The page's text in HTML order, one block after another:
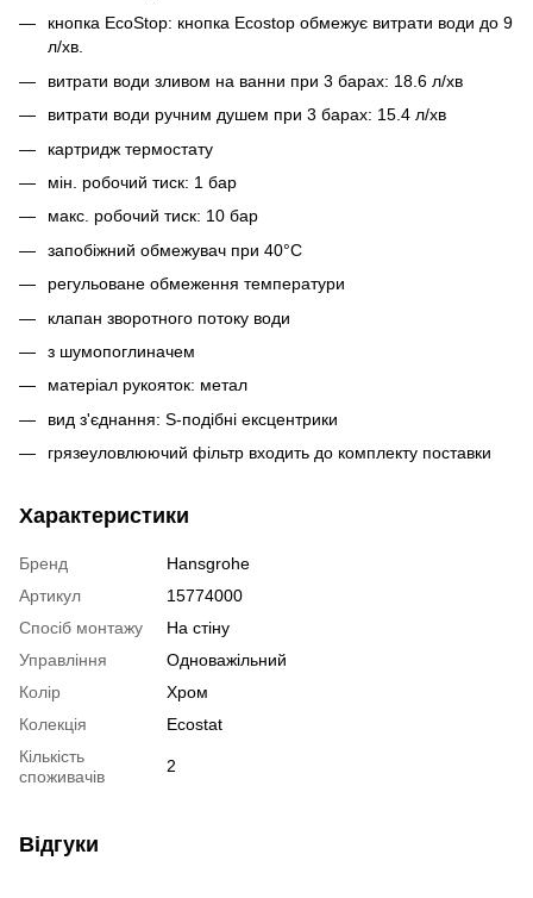
кнопка EcoStop: кнопка Ecostop обмежує витрати води до 9
л/хв.
витрати води зливом на ванни при 3 барах: 18.6 л/хв
витрати води ручним душем при 3 барах: 15.4 л/хв
картридж термостату
мін. робочий тиск: 1 бар
макс. робочий тиск: 10 бар
запобіжний обмежувач при 40°C
регульоване обмеження температури
клапан зворотного потоку води
з шумопоглиначем
матеріал рукояток: метал
вид з'єднання: S-подібні ексцентрики
грязеуловлюючий фільтр входить до комплекту поставки
Характеристики
Бренд
Hansgrohe
Артикул
15774000
Спосіб монтажу
На стіну
Управління
Одноважільний
Колір
Хром
Колекція
Ecostat
Кількість
споживачів
2
Відгуки